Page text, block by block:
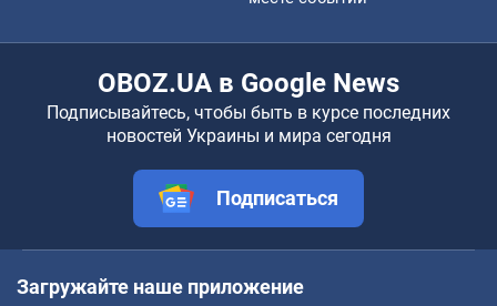
OBOZ.UA в Google News
Подписывайтесь, чтобы быть в курсе последних
новостей Украины и мира сегодня
Подписаться
Загружайте наше приложение